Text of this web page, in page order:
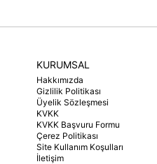
KURUMSAL
Hakkımızda
Gizlilik Politikası
Üyelik Sözleşmesi
KVKK
KVKK Başvuru Formu
Çerez Politikası
Site Kullanım Koşulları
İletişim